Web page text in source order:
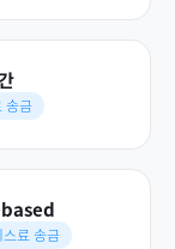
송금
료 송금